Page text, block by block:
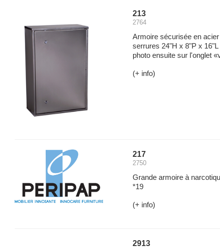
213
2764
Armoire sécurisée en
serrures 24"H x 8"P x
photo ensuite sur l'onglet
(+ info)
217
2750
Grande armoire à
*19
(+ info)
2913